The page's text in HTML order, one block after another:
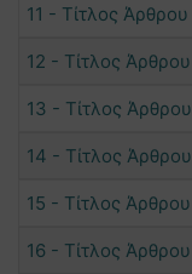
11 - Τίτλος Άρθρου
12 - Τίτλος Άρθρου
13 - Τίτλος Άρθρου
14 - Τίτλος Άρθρου
15 - Τίτλος Άρθρου
16 - Τίτλος Άρθρου